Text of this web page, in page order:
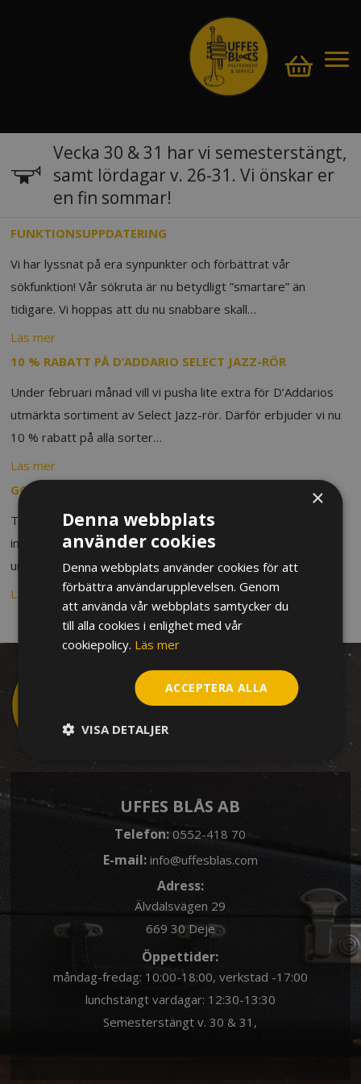
Vecka 30 & 31 har vi semesterstängt,
samt lördagar v. 26-31. Vi önskar er
en fin sommar!
FUNKTIONSUPPDATERING
Vi har lyssnat på era synpunkter och förbättrat vår
sökfunktion! Vår sökruta är nu betydligt ”smartare” än
tidigare. Vi hoppas att du nu snabbare skall…
Läs mer
10 % RABATT PÅ D’ADDARIO SELECT JAZZ-RÖR
Under februari månad vill vi pusha lite extra för D’Addarios
utmärkta sortiment av Select Jazz-rör. Därför erbjuder vi nu
10 % rabatt på alla sorter…
Läs mer
GOD JUL OCH GOTT NYTT ÅR TILL ALLA VÅRA KUNDER!
Tack för i år och väl mött 2025. Vi vill bara passa på att
informera om att vår fysiska butik kommer att hålla stängt
under…
Läs mer
UFFES BLÅS AB
Telefon:0552-418 70
E-mail: info@uffesblas.com
Adress:
Älvdalsvägen 29
669 30 Deje
Öppettider:
måndag-fredag: 10:00-18:00, verkstad -17:00
lunchstängt vardagar: 12:30-13:30
Semesterstängt v. 30 & 31,
×
Denna webbplats
använder cookies
Denna webbplats använder cookies för att
förbättra användarupplevelsen. Genom
att använda vår webbplats samtycker du
till alla cookies i enlighet med vår
cookiepolicy. Läs mer
ACCEPTERA ALLA
VISA DETALJER